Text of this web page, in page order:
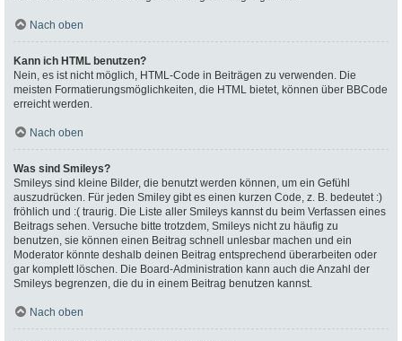
Nach oben
Kann ich HTML benutzen?
Nein, es ist nicht möglich, HTML-Code in Beiträgen zu verwenden. Die
meisten Formatierungsmöglichkeiten, die HTML bietet, können über BBCode
erreicht werden.
Nach oben
Was sind Smileys?
Smileys sind kleine Bilder, die benutzt werden können, um ein Gefühl
auszudrücken. Für jeden Smiley gibt es einen kurzen Code, z. B. bedeutet :)
fröhlich und :( traurig. Die Liste aller Smileys kannst du beim Verfassen eines
Beitrags sehen. Versuche bitte trotzdem, Smileys nicht zu häufig zu
benutzen, sie können einen Beitrag schnell unlesbar machen und ein
Moderator könnte deshalb deinen Beitrag entsprechend überarbeiten oder
gar komplett löschen. Die Board-Administration kann auch die Anzahl der
Smileys begrenzen, die du in einem Beitrag benutzen kannst.
Nach oben